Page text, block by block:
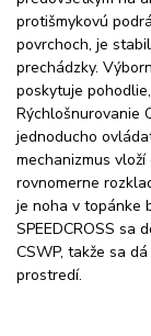
protišmykovú
povrchoch, je
prechádzky.
poskytuje
Rýchlošnurovanie
jednoducho
mechanizmus
rovnomerne
je noha v topánke
SPEEDCROSS sa
CSWP, takže sa
prostredí.